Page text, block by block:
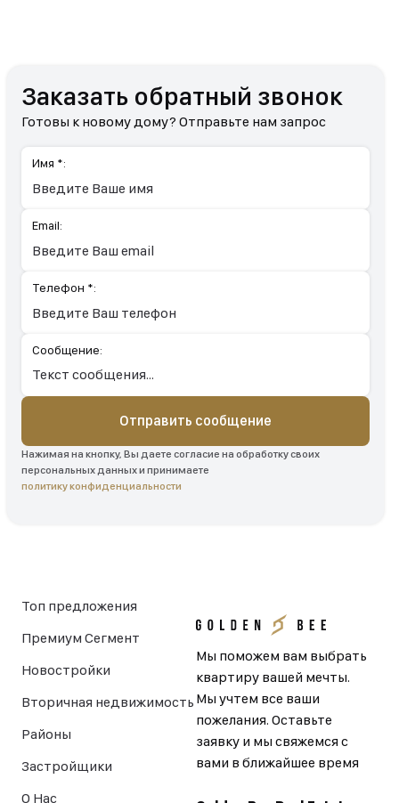
Заказать обратный звонок
Готовы к новому дому? Отправьте нам запрос
Имя *:
Email:
Телефон *:
Сообщение:
Отправить сообщение
Нажимая на кнопку, Вы даете согласие на обработку своих
персональных данных и принимаете
политику конфиденциальности
Мы поможем вам выбрать
квартиру вашей мечты.
Мы учтем все ваши
пожелания. Оставьте
заявку и мы свяжемся с
вами в ближайшее время
Топ предложения
Премиум Сегмент
Новостройки
Вторичная недвижимость
Районы
Застройщики
О Нас